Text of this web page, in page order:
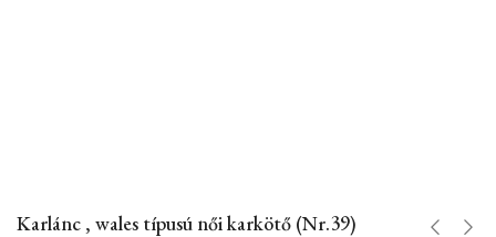
Karlánc , wales típusú női karkötő (Nr.39)